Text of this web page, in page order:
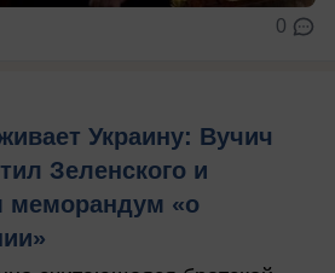
0
Украину: Вучич
Зеленского и
меморандум «о